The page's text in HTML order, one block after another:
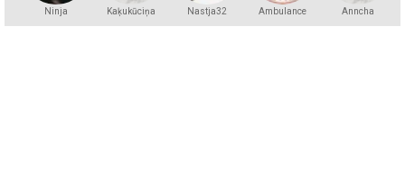
Ninja Kaķukūciņa Nastja32 Ambulance Anncha